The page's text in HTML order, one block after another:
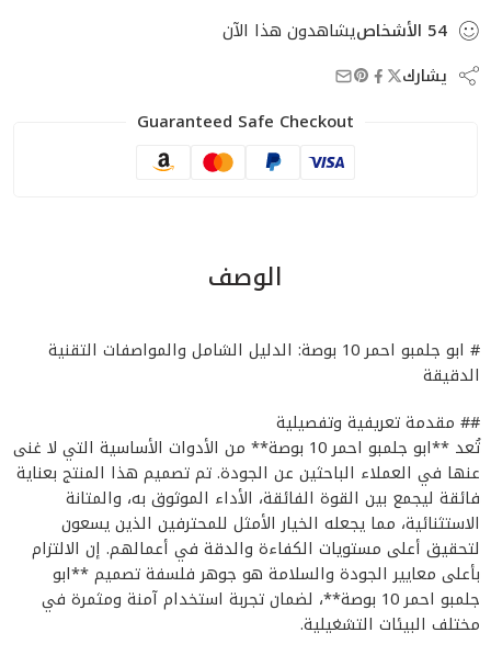
54 الأشخاصيشاهدون هذا الآن
يشارك
Guaranteed Safe Checkout
الوصف
# ابو جلمبو احمر 10 بوصة: الدليل الشامل والمواصفات التقنية
الدقيقة
## مقدمة تعريفية وتفصيلية
تُعد **ابو جلمبو احمر 10 بوصة** من الأدوات الأساسية التي لا غنى
عنها في العملاء الباحثين عن الجودة. تم تصميم هذا المنتج بعناية
فائقة ليجمع بين القوة الفائقة، الأداء الموثوق به، والمتانة
الاستثنائية، مما يجعله الخيار الأمثل للمحترفين الذين يسعون
لتحقيق أعلى مستويات الكفاءة والدقة في أعمالهم. إن الالتزام
بأعلى معايير الجودة والسلامة هو جوهر فلسفة تصميم **ابو
جلمبو احمر 10 بوصة**، لضمان تجربة استخدام آمنة ومثمرة في
مختلف البيئات التشغيلية.